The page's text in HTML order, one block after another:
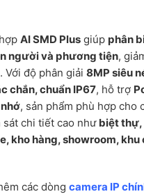
AI SMD Plus giúp phân
người và phương tiện,
Với độ phân giải 8MP siêu
chắn, chuẩn IP67, hỗ trợ
, sản phẩm phù hợp cho
sát chi tiết cao như biệt thự,
kho hàng, showroom, khu
các dòng camera IP